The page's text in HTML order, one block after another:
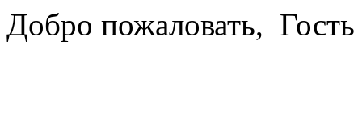
Добро пожаловать, Гость